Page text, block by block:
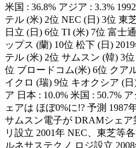
米国 : 36.8% アジア : 3.3%
テル (米) 2位 NEC (日) 3位 東
日立 (日) 6位 TI (米) 7位 富士
ップス (蘭) 10位 松下 (日)
テル (米) 2位 サムスン (韓) 3
位 ブロードコム(米) 6位 クア
イクロ (瑞) 9位 キオクシア (
ア 日本 : 10.0% 米国 : 50.7%
ェアは ほぼ0%に!? 予測 1987
サムスン電子が DRAMシェア
リ設立 2001年 NEC、東芝等
ルネサステクノ ロジ設立